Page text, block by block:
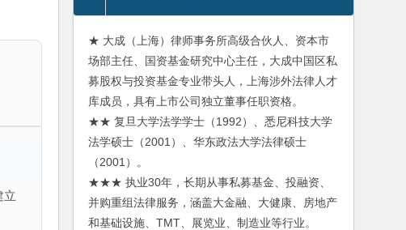
立
★ 大成（上海）律师事务所高级合伙人、资本市
场部主任、国资基金研究中心主任，大成中国区私
募股权与投资基金专业带头人，上海涉外法律人才
库成员，具有上市公司独立董事任职资格。
★★ 复旦大学法学学士（1992）、悉尼科技大学
法学硕士（2001）、华东政法大学法律硕士
（2001）。
★★★ 执业30年，长期从事私募基金、投融资、
并购重组法律服务，涵盖大金融、大健康、房地产
和基础设施、TMT、展览业、制造业等行业。